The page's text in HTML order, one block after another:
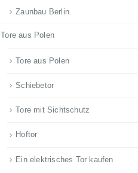
Zaunbau Berlin
Tore aus Polen
Tore aus Polen
Schiebetor
Tore mit Sichtschutz
Hoftor
Ein elektrisches Tor kaufen